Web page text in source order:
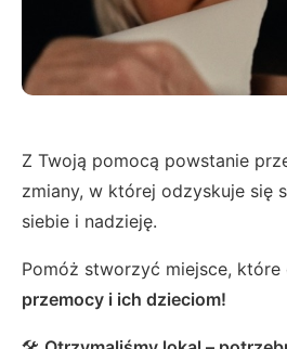
Z Twoją pomocą powstanie
zmiany, w której odzyskuje się
siebie i nadzieję.
Pomóż stworzyć miejsce, które
przemocy i ich dzieciom!